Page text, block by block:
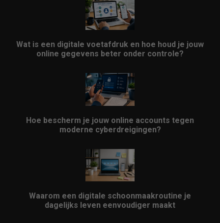
Wat is een digitale voetafdruk en hoe houd je jouw
online gegevens beter onder controle?
Hoe bescherm je jouw online accounts tegen
moderne cyberdreigingen?
Waarom een digitale schoonmaakroutine je
dagelijks leven eenvoudiger maakt